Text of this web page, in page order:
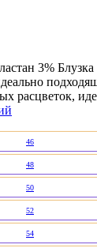
3%
расцветок,
46
48
50
52
54